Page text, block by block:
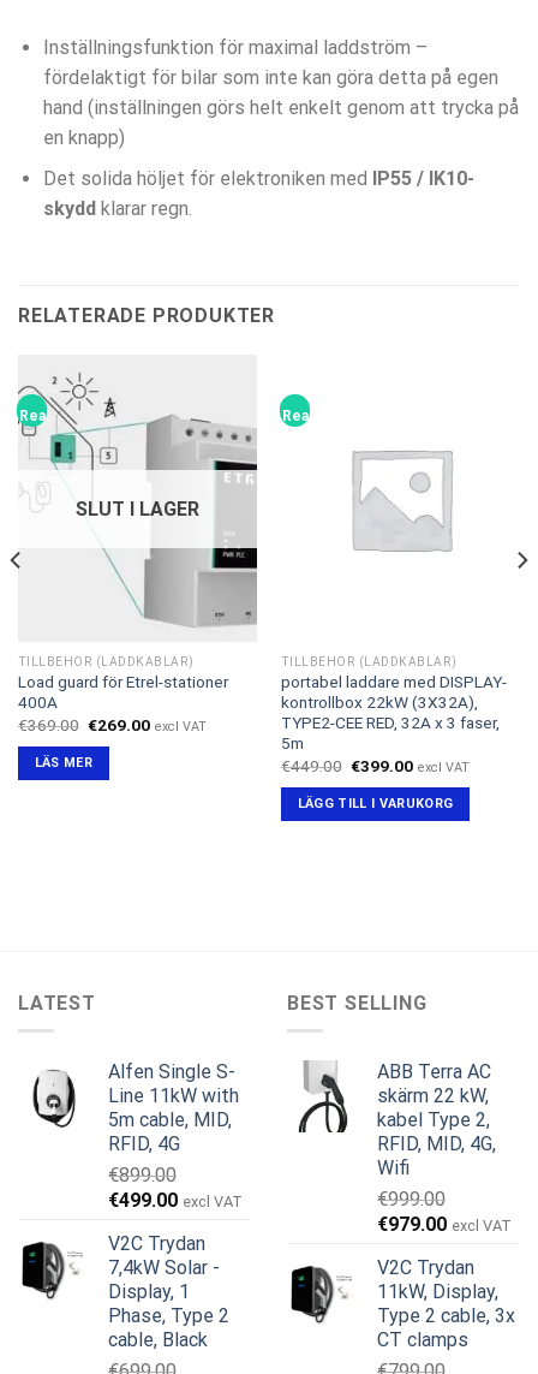
Inställningsfunktion för maximal laddström –
fördelaktigt för bilar som inte kan göra detta på egen
hand (inställningen görs helt enkelt genom att trycka på
en knapp)
Det solida höljet för elektroniken med IP55 / IK10-
skydd klarar regn.
RELATERADE PRODUKTER
Rea!
SLUT I LAGER
TILLBEHÖR (LADDKABLAR)
Load guard för Etrel-stationer
400A
€369.00 Det
priset
var:
€369.00.
€269.00Det
excl VAT
LÄS MER
Rea!
TILLBEHÖR (LADDKABLAR)
portabel laddare med DISPLAY-
kontrollbox 22kW (3X32A),
TYPE2-CEE RED, 32A x 3 faser,
5m
€449.00 Det
priset
var:
€449.00.
€399.00Det
priset
är:
€399.00.
excl VAT
LÄGG TILL I VARUKORG
LATEST
Alfen Single S-
Line 11kW with
5m cable, MID,
RFID, 4G
€899.00
Det
priset
var:
€899.00.
€499.00Det
priset
är:
€499.00.
excl VAT
V2C Trydan
7,4kW Solar -
Display, 1
Phase, Type 2
cable, Black
BEST SELLING
ABB Terra AC
skärm 22 kW,
kabel Type 2,
RFID, MID, 4G,
Wifi
€999.00
Det
priset
var:
€999.00.
€979.00Det
priset
är:
€979.00.
excl VAT
V2C Trydan
11kW, Display,
Type 2 cable, 3x
CT clamps